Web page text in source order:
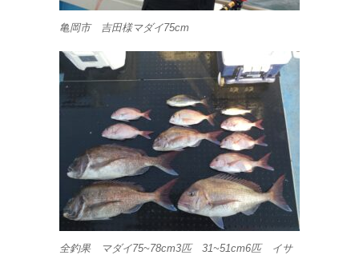
亀岡市 吉田様マダイ75cm
全釣果 マダイ75~78cm3匹 31~51cm6匹 イサ